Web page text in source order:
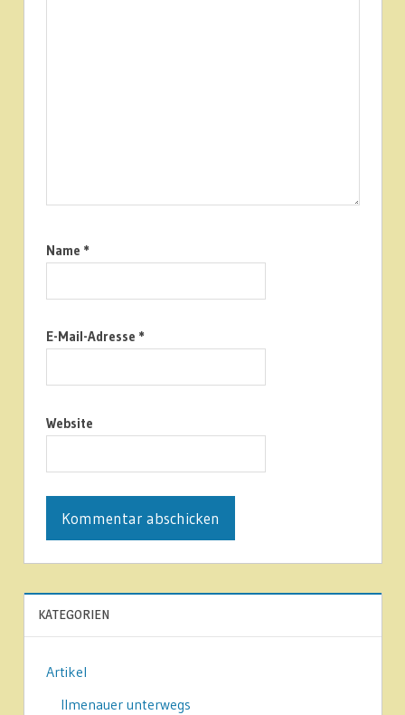
Name *
E-Mail-Adresse *
Website
KATEGORIEN
Artikel
Ilmenauer unterwegs